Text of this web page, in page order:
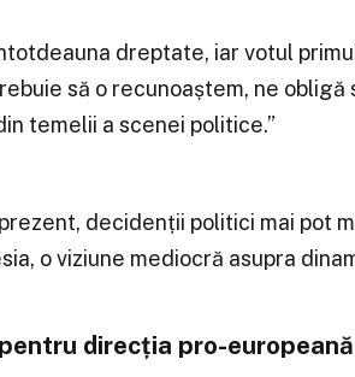
dreptate, iar votul
să o recunoaștem, ne obligă
temelii a scenei politice.”
decidenții politici mai pot
o viziune mediocră asupra
direcția pro-europeană